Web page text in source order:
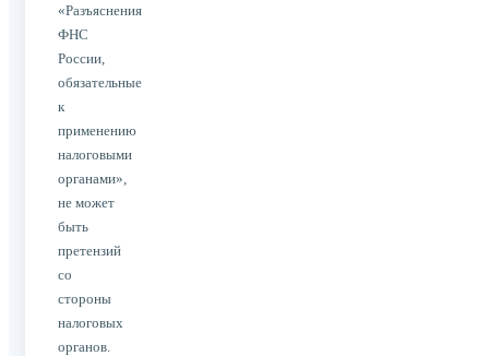
«Разъяснения
ФНС
России,
обязательные
к
применению
налоговыми
органами»,
не может
быть
претензий
со
стороны
налоговых
органов.